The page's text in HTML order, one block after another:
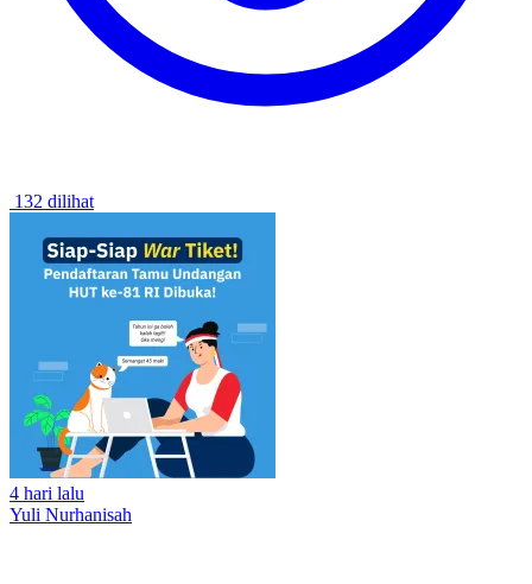
132 dilihat
4 hari lalu
Yuli Nurhanisah